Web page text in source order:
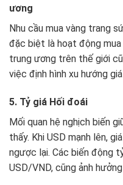
ương
Nhu cầu mua vàng trang
đặc biệt là hoạt động mua
trung ương trên thế giới
việc định hình xu hướng
5. Tỷ giá Hối đoái
Mối quan hệ nghịch biến
thấy. Khi USD mạnh lên,
ngược lại. Các biến động
USD/VND, cũng ảnh